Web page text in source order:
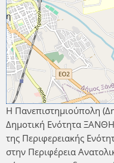
Η Πανεπιστημιούπολη
Δημοτική Ενότητα
της Περιφερειακής
στην Περιφέρεια